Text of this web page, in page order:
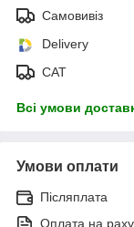
Самовивіз
Delivery
САТ
Всі умови
Умови оплати
Післяплата
Оплата на